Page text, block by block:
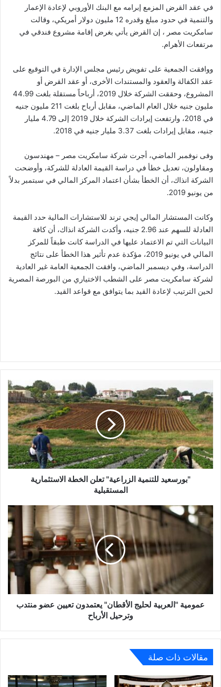
في عقد القرض المزمع إبرامه مع البنك الأوروبي لإعادة الإعمار
والتنمية في حدود مبلغ وقدره 12 مليون دولار أمريكي، وقالت
سامكريت مصر ، إن القرض يأتي بغرض إقامة مشروع فندقي في
مرتفعات الأهرام.
ووافقت الجمعية على تفويض رئيس مجلس الإدارة في التوقيع على
عقد الكفالة والعقود والمستندات الأخرى، أو عقد القرض أو
المشروع، وحققت الشركة خلال 2019، أرباحاً مستقلة بلغت 44.99
مليون جنيه خلال العام الماضي، مقابل أرباح بلغت 211 مليون جنيه
في 2018، وارتفعت إيرادات الشركة خلال 2019 إلى 4.79 مليار
جنيه، مقابل إيرادات بلغت 3.37 مليار جنيه في 2018.
وفى نوفمبر الماضي، أجرت شركة سامكريت مصر – مهندسون
ومقاولون، تعديل خطأ في دراسة القيمة العادلة للشركة، وأوضحت
الشركة انذاك، أن الخطأ بشأن اعتماد المركز المالي في سبتمبر بدلاً
من يونيو 2019.
وكانت المستشار المالي إيجي ترند للاستشارات المالية حدد القيمة
العادلة للسهم عند 2.96 جنيه، وأكدت الشركة انذاك، أن كافة
البيانات التي تم الاعتماد عليها في الدراسة كانت طبقاً للمركز
المالي في يونيو 2019، مؤكدة عدم تأثير هذا الخطأ على نتائج
الدراسة، وفي ديسمبر الماضي، وافقت الجمعية العامة غير العادية
لشركة سامكريت مصر على الشطب الاختياري من البورصة المصرية
لحين الترتيب لإعادة القيد بما يتوافق مع قواعد القيد.
للتنمية
الزراعية"
تعلن
الخطة
الاستثمارية
المستقبلية
"بورسعيد للتنمية الزراعية" تعلن الخطة الاستثمارية
المستقبلية
عمومية
"العربية
لحليج
يعتمدون
وترحيل
الأرباحعمومية "العربية لحليج الأقطان" يعتمدون تعيين عضو منتدب
وترحيل الأرباح
مقالات ذات صلة